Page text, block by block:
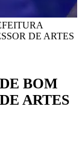
DE ARTES
BOM
ARTES